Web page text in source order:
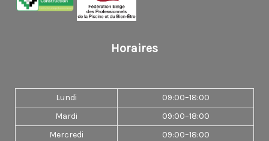
Horaires
Lundi
09:00–18:00
Mardi
09:00–18:00
Mercredi
09:00–18:00